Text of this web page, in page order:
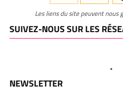
Les liens du site peuvent nous
SUIVEZ-NOUS SUR LES
NEWSLETTER